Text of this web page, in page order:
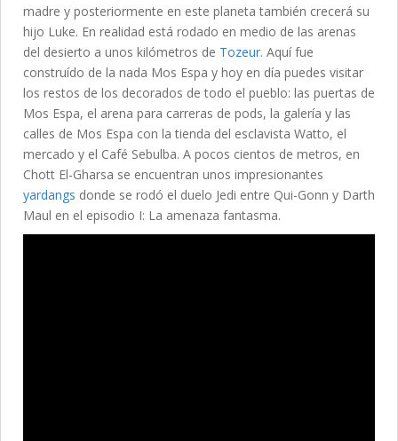
madre y posteriormente en este planeta también crecerá su
hijo Luke. En realidad está rodado en medio de las arenas
del desierto a unos kilómetros de Tozeur. Aquí fue
construído de la nada Mos Espa y hoy en día puedes visitar
los restos de los decorados de todo el pueblo: las puertas de
Mos Espa, el arena para carreras de pods, la galería y las
calles de Mos Espa con la tienda del esclavista Watto, el
mercado y el Café Sebulba. A pocos cientos de metros, en
Chott El-Gharsa se encuentran unos impresionantes
yardangs donde se rodó el duelo Jedi entre Qui-Gonn y Darth
Maul en el episodio I: La amenaza fantasma.